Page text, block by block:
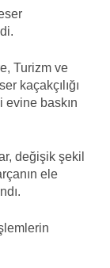
Turizm ve
kaçakçılığı
evine baskın
değişik şekil
ele